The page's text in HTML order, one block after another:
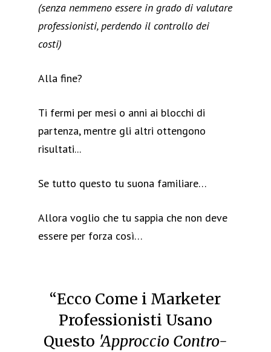
(senza nemmeno essere in grado di valutare
professionisti, perdendo il controllo dei
costi)
Alla fine?
Ti fermi per mesi o anni ai blocchi di
partenza, mentre gli altri ottengono
risultati...
Se tutto questo tu suona familiare…
Allora voglio che tu sappia che non deve
essere per forza così…
“Ecco Come i Marketer
Professionisti Usano
Questo 'Approccio Contro-